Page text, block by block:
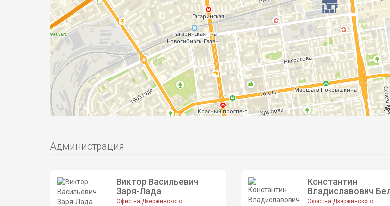
Администрация
Виктор Васильевич
Заря-Лада
Офис на Дзержинского
Константин
Владиславович
Офис на Дзержинского